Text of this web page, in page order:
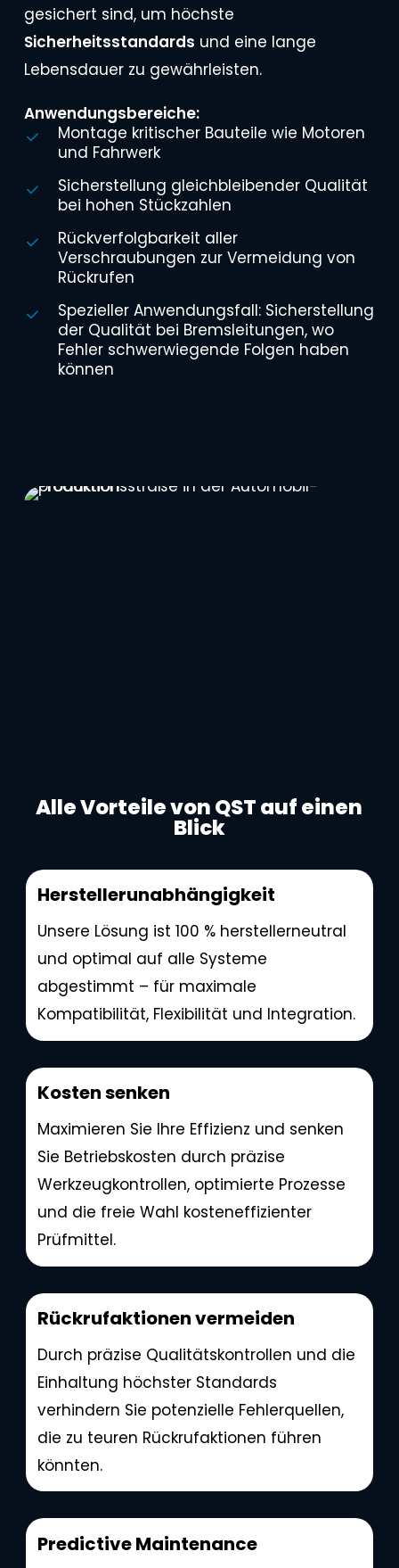
gesichert sind, um höchste
Sicherheitsstandards und eine lange
Lebensdauer zu gewährleisten.
Anwendungsbereiche:
Montage kritischer Bauteile wie Motoren
und Fahrwerk
Sicherstellung gleichbleibender Qualität
bei hohen Stückzahlen
Rückverfolgbarkeit aller
Verschraubungen zur Vermeidung von
Rückrufen
Spezieller Anwendungsfall: Sicherstellung
der Qualität bei Bremsleitungen, wo
Fehler schwerwiegende Folgen haben
können
Alle Vorteile von QST auf einen
Blick
Herstellerunabhängigkeit
Unsere Lösung ist 100 % herstellerneutral
und optimal auf alle Systeme
abgestimmt – für maximale
Kompatibilität, Flexibilität und Integration.
Kosten senken
Maximieren Sie Ihre Effizienz und senken
Sie Betriebskosten durch präzise
Werkzeugkontrollen, optimierte Prozesse
und die freie Wahl kosteneffizienter
Prüfmittel.
Rückrufaktionen vermeiden
Durch präzise Qualitätskontrollen und die
Einhaltung höchster Standards
verhindern Sie potenzielle Fehlerquellen,
die zu teuren Rückrufaktionen führen
könnten.
Predictive Maintenance